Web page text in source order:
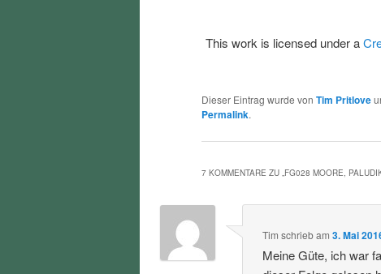
This work is licensed under a
Dieser Eintrag wurde von Tim Pritlove
Permalink.
7 KOMMENTARE ZU „ FG028 MOORE,
Tim schriebam3. Mai
Meine Güte, ich war